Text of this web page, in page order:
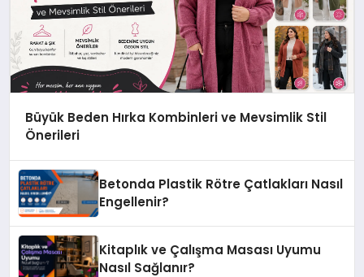
Büyük Beden Hırka Kombinleri ve Mevsimlik Stil
Önerileri
Betonda Plastik Rötre Çatlakları Nasıl
Engellenir?
Kitaplık ve Çalışma Masası Uyumu
Nasıl Sağlanır?